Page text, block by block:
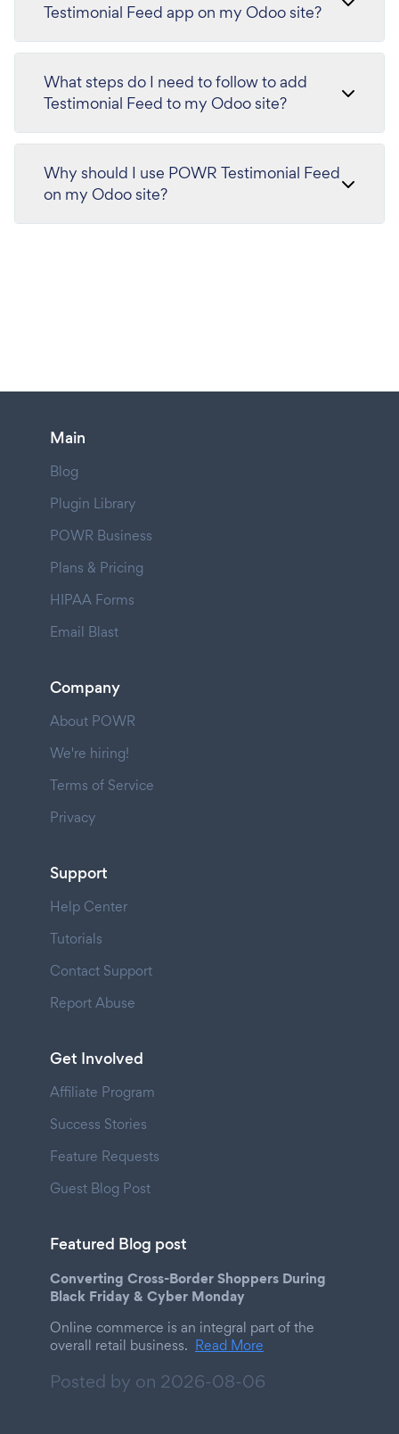
Testimonial Feed app on my Odoo site?
What steps do I need to follow to add
Testimonial Feed to my Odoo site?
Why should I use POWR Testimonial Feed
on my Odoo site?
Main
Blog
Plugin Library
POWR Business
Plans & Pricing
HIPAA Forms
Email Blast
Company
About POWR
We're hiring!
Terms of Service
Privacy
Support
Help Center
Tutorials
Contact Support
Report Abuse
Get Involved
Affiliate Program
Success Stories
Feature Requests
Guest Blog Post
Featured Blog post
Converting Cross-Border Shoppers During
Black Friday & Cyber Monday
Online commerce is an integral part of the
overall retail business. Read More
Posted by on 2026-08-06